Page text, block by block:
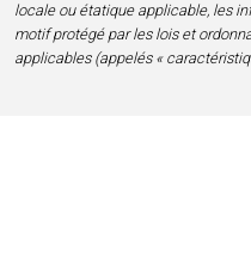
locale ou étatique applicable, les
motif protégé par les lois et
applicables (appelés «